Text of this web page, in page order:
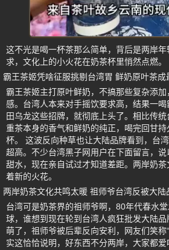
这不光是喝一杯茶那么简单，背后是两岸
求，文化上的小火花在奶茶杯里悄然点燃。
霸王茶姬凭啥征服挑剔台湾胃 鲜奶原叶茶成
霸王茶姬主打原叶鲜奶，不搞那些复杂添
感。台湾人本来对手摇饮要求高，结果一
田乌龙这些招牌，就彻底上头了。相比传
重茶本身的香气和鲜奶的纯正，喝完回甘
杯。 这波反向种草也让大陆品牌看到，台
超高。不少台湾黑子网用户在下面留言，
甜水，现在亲自试过才知道差距。两岸奶
着新的火花。
两岸奶茶文化共鸣太暖 祖师爷台湾反被大陆
台湾可是奶茶界的祖师爷啊，80年代春水
球，谁想到现在轮到台湾人疯狂批发大陆
萌了，祖师爷被后辈反向安利，网友们笑称
实这恰恰说明，好东西不分两岸，大家都